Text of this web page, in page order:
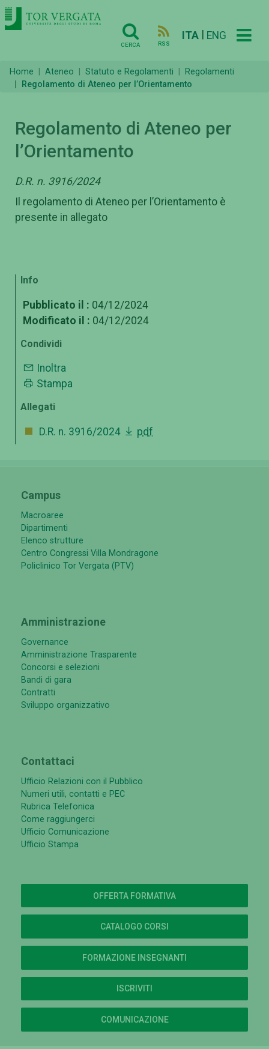
CERCA RSS
ITA ENG
Home Ateneo Statuto e Regolamenti
Regolamenti
Regolamento di Ateneo per l’Orientamento
Regolamento di Ateneo per
l’Orientamento
D.R. n. 3916/2024
Il regolamento di Ateneo per l’Orientamento è
presente in allegato
Info
Pubblicato il : 04/12/2024
Modificato il : 04/12/2024
Condividi
Inoltra
Stampa
Allegati
D.R. n. 3916/2024 pdf
Campus
Macroaree
Dipartimenti
Elenco strutture
Centro Congressi Villa Mondragone
Policlinico Tor Vergata (PTV)
Amministrazione
Governance
Amministrazione Trasparente
Concorsi e selezioni
Bandi di gara
Contratti
Sviluppo organizzativo
Contattaci
Ufficio Relazioni con il Pubblico
Numeri utili, contatti e PEC
Rubrica Telefonica
Come raggiungerci
Ufficio Comunicazione
Ufficio Stampa
OFFERTA FORMATIVA
CATALOGO CORSI
FORMAZIONE INSEGNANTI
ISCRIVITI
COMUNICAZIONE